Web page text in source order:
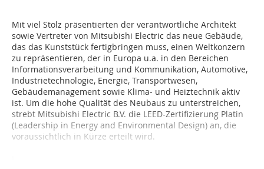
Mit viel Stolz präsentierten der verantwortliche Architekt
sowie Vertreter von Mitsubishi Electric das neue Gebäude,
das das Kunststück fertigbringen muss, einen Weltkonzern
zu repräsentieren, der in Europa u.a. in den Bereichen
Informationsverarbeitung und Kommunikation, Automotive,
Industrietechnologie, Energie, Transportwesen,
Gebäudemanagement sowie Klima- und Heiztechnik aktiv
ist. Um die hohe Qualität des Neubaus zu unterstreichen,
strebt Mitsubishi Electric B.V. die LEED-Zertifizierung Platin
(Leadership in Energy and Environmental Design) an, die
voraussichtlich in Kürze erteilt wird.